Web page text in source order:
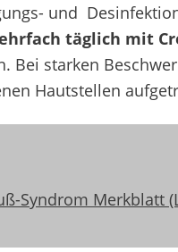
und
täglich mit
Bei starken
Hautstellen
Syndrom Merkblatt